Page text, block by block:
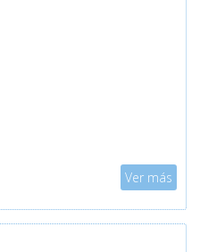
Mostrar
Ver más